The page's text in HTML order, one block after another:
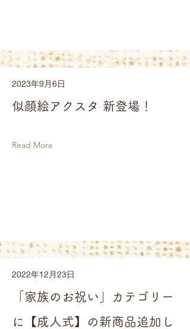
2023年9月6日
似顔絵アクスタ 新登場！
Read More
2022年12月23日
「家族のお祝い」カテゴリー
に【成人式】の新商品追加し